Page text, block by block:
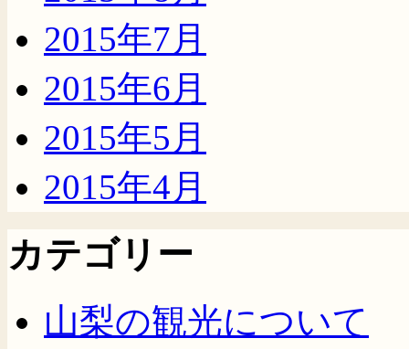
2015年7月
2015年6月
2015年5月
2015年4月
カテゴリー
山梨の観光について